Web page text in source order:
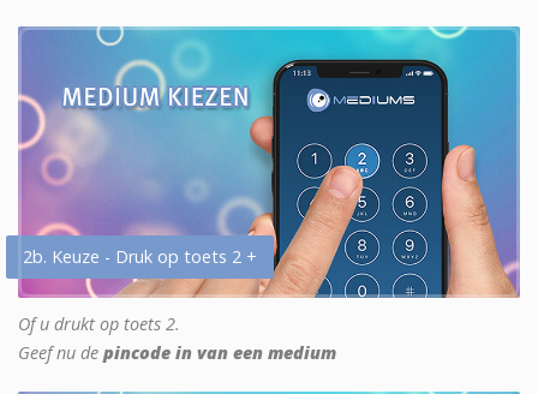
2b. Keuze - Druk op toets 2 +
Of u drukt op toets 2.
Geef nu de pincode in van een medium